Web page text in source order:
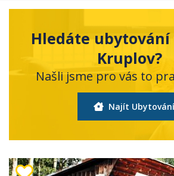
Hledáte ubytování
Kruplov?
Našli jsme pro vás to
Najít Ubytování